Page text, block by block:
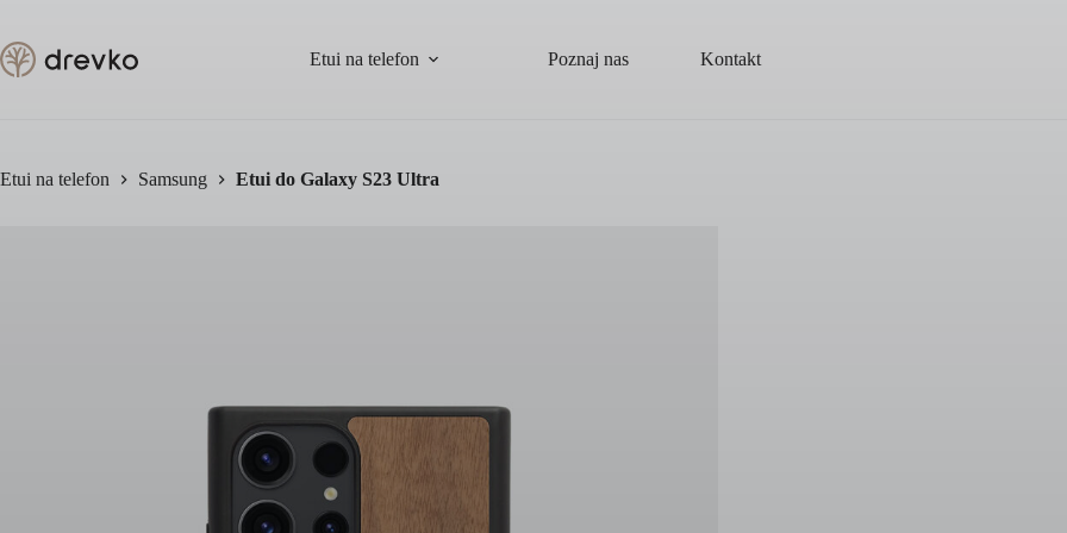
treści
Etui na telefon Poznaj nas Kontakt
Etui na telefon Samsung Etui do Galaxy S23 Ultra